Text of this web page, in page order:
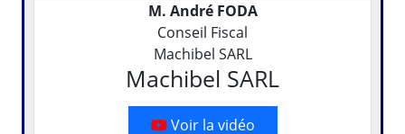
M. André FODA
Conseil Fiscal
Machibel SARL
Machibel SARL
Voir la vidéo